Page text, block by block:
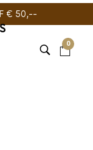
€ 50,--
0